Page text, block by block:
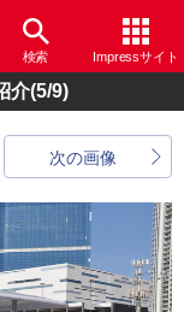
検索 Impressサイト
介(5/9)
次の画像